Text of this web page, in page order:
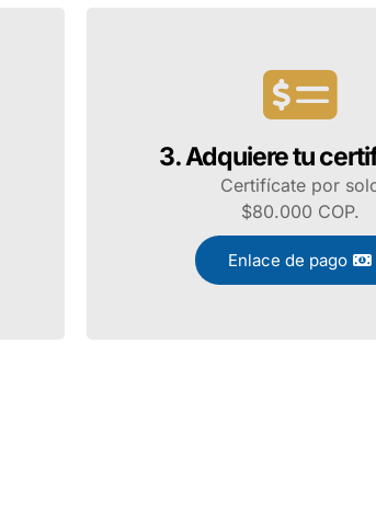
3. Adquiere tu
Certifícate por
$80.000 COP.
Enlace de pago